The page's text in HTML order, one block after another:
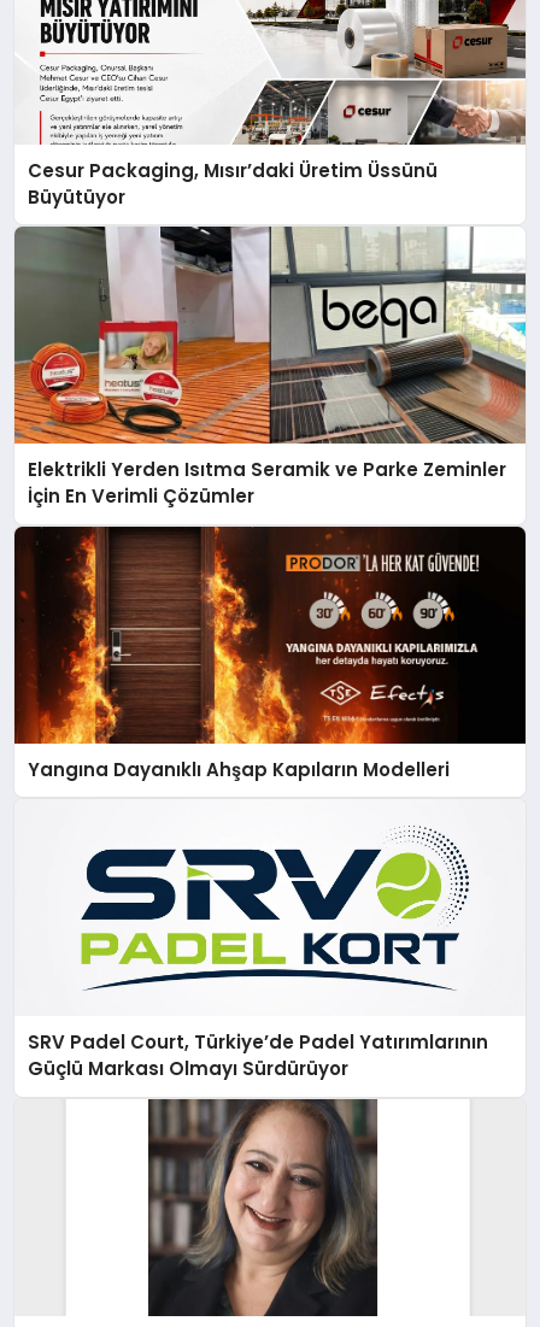
Cesur Packaging, Mısır’daki Üretim Üssünü
Büyütüyor
Elektrikli Yerden Isıtma Seramik ve Parke Zeminler
İçin En Verimli Çözümler
Yangına Dayanıklı Ahşap Kapıların Modelleri
SRV Padel Court, Türkiye’de Padel Yatırımlarının
Güçlü Markası Olmayı Sürdürüyor